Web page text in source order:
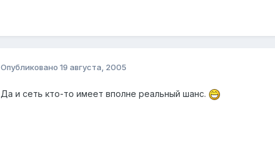
Опубликовано 19 августа, 2005
Да и сеть кто-то имеет вполне реальный шанс.